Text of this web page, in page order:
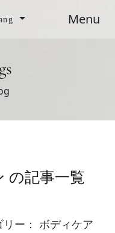
Menu
の記事一覧
ー： ボディケア